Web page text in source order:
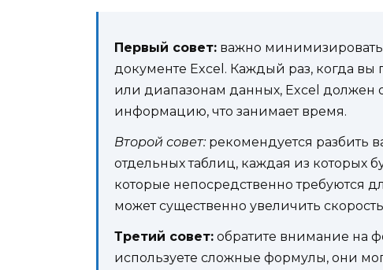
Первый совет: важно
документе Excel. Каждый раз, когда
или диапазонам данных, Excel должен
информацию, что занимает время.
Второй совет:рекомендуется разбить
отдельных таблиц, каждая из которых
которые непосредственно требуются
может существенно увеличить
Третий совет: обратите внимание на
используете сложные формулы, они